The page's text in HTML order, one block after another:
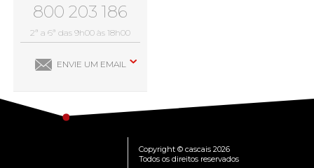
800 203 186
2ª a 6ª das 9h00 às 18h00
ENVIE UM EMAIL
Copyright © cascais 2026
Todos os direitos reservados